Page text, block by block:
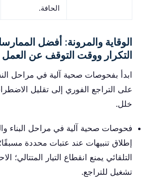
الحافة.
الوقاية والمرونة: أفضل
التكرار ووقت التوقف عن العمل
ابدأ بفحوصات صحية آلية في مراحل
على التراجع الفوري إلى تقليل
خلل.
فحوصات صحية آلية في مراحل البناء
إطلاق تنبيهات عند عتبات محددة
التلقائي يمنع انقطاع التيار المتتالي؛
تشغيل للتراجع.